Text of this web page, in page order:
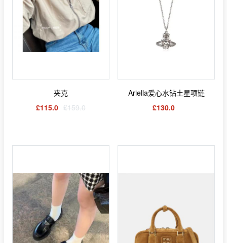
夹克
£115.0 £159.0
Ariella爱心水钻土星项链
£130.0